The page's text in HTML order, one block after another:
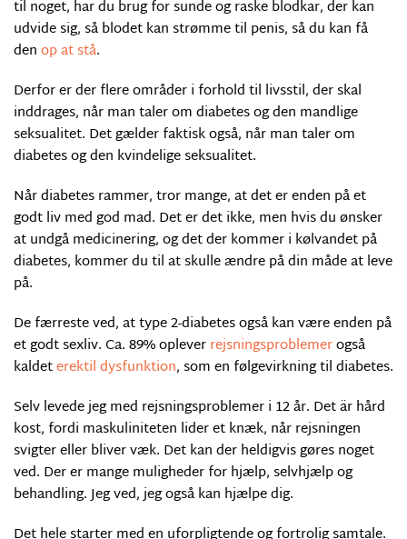
til noget, har du brug for sunde og raske blodkar, der kan
udvide sig, så blodet kan strømme til penis, så du kan få
denop at stå.
Derfor er der flere områder i forhold til livsstil, der skal
inddrages, når man taler om diabetes og den mandlige
seksualitet. Det gælder faktisk også, når man taler om
diabetes og den kvindelige seksualitet.
Når diabetes rammer, tror mange, at det er enden på et
godt liv med god mad. Det er det ikke, men hvis du ønsker
at undgå medicinering, og det der kommer i kølvandet på
diabetes, kommer du til at skulle ændre på din måde at leve
på.
De færreste ved, at type 2-diabetes også kan være enden på
et godt sexliv. Ca. 89% opleverrejsningsproblemerogså
kaldeterektil dysfunktion, som en følgevirkning til diabetes.
Selv levede jeg med rejsningsproblemer i 12 år. Det är hård
kost, fordi maskuliniteten lider et knæk, når rejsningen
svigter eller bliver væk. Det kan der heldigvis gøres noget
ved. Der er mange muligheder for hjælp, selvhjælp og
behandling. Jeg ved, jeg også kan hjælpe dig.